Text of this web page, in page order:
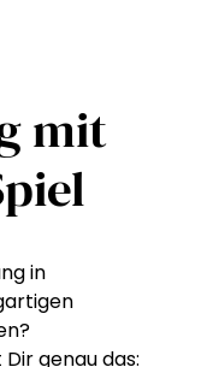
mit
in
genau das: